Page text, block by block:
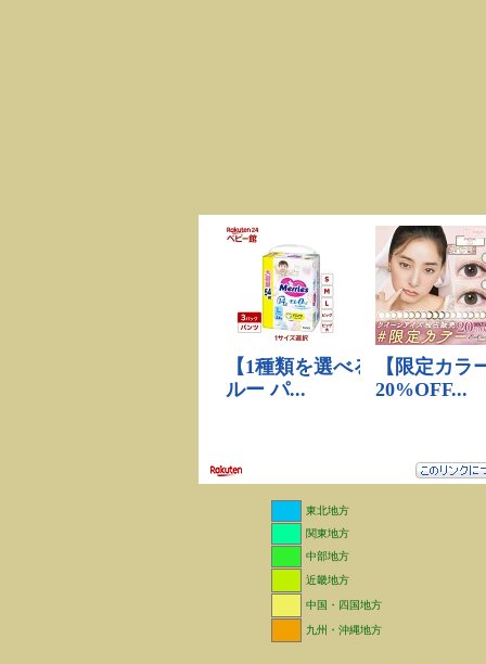
東北地方
関東地方
中部地方
近畿地方
中国・四国地方
九州・沖縄地方